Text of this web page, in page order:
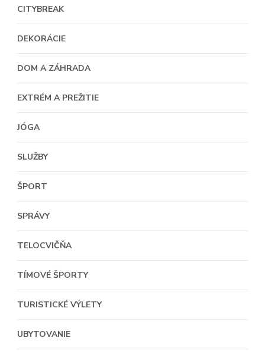
CITYBREAK
DEKORÁCIE
DOM A ZÁHRADA
EXTRÉM A PREŽITIE
JÓGA
SLUŽBY
ŠPORT
SPRÁVY
TELOCVIČŇA
TÍMOVÉ ŠPORTY
TURISTICKÉ VÝLETY
UBYTOVANIE